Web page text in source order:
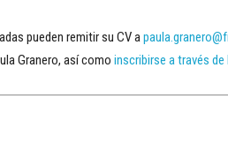
pueden remitir su CV a
Granero, así como inscribirse a través